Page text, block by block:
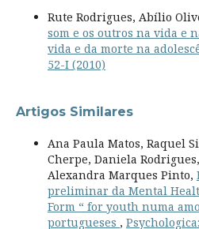
Rute Rodrigues, Abílio
som e os outros na vida e
vida e da morte na
52-I (2010)
Artigos Similares
Ana Paula Matos, Raquel
Cherpe, Daniela
Alexandra Marques Pinto,
preliminar da Mental
Form “ for youth numa
portugueses ,